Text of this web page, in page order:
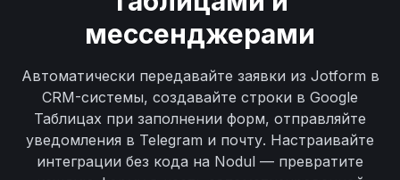
мессенджерами
Автоматически передавайте заявки из Jotform в
CRM-системы, создавайте строки в Google
Таблицах при заполнении форм, отправляйте
уведомления в Telegram и почту. Настраивайте
интеграции без кода на Nodul — превратите